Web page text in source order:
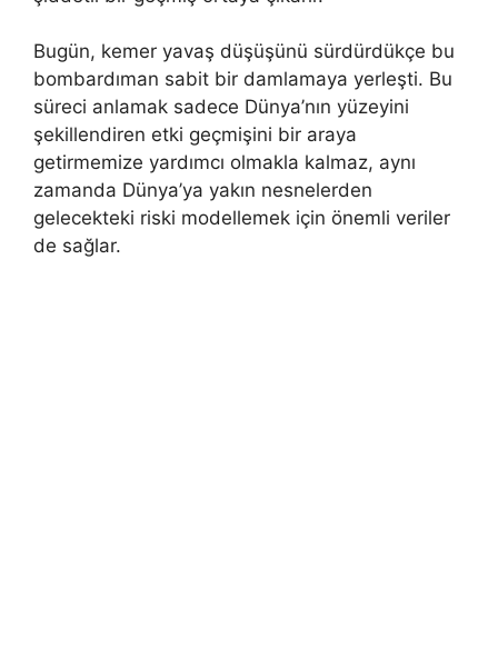
Bugün, kemer yavaş düşüşünü sürdürdükçe bu
bombardıman sabit bir damlamaya yerleşti. Bu
süreci anlamak sadece Dünya’nın yüzeyini
şekillendiren etki geçmişini bir araya
getirmemize yardımcı olmakla kalmaz, aynı
zamanda Dünya’ya yakın nesnelerden
gelecekteki riski modellemek için önemli veriler
de sağlar.